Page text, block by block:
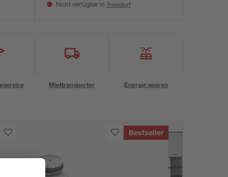
Nicht verfügbar in Troisdorf
Miettransporter Energie sparen
Bestseller